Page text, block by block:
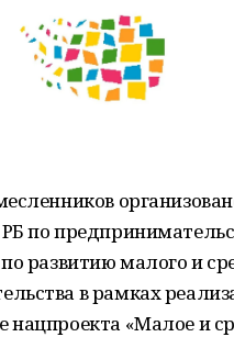
по
развитию малого и
в рамках
нацпроекта «Малое и